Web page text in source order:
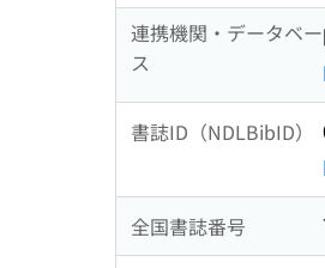
連携機関・データベー
ス
書誌ID（NDLBibID）
全国書誌番号